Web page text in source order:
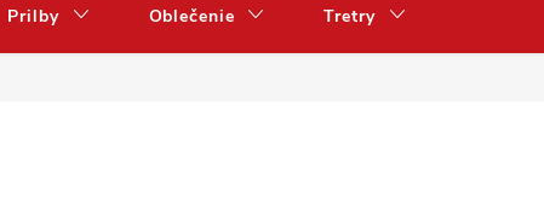
Prilby Oblečenie Tretry